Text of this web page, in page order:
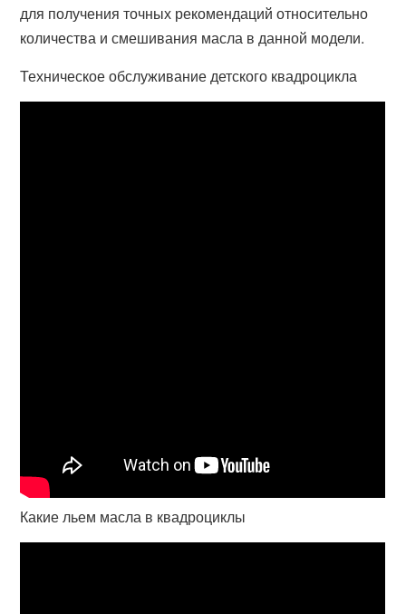
для получения точных рекомендаций относительно
количества и смешивания масла в данной модели.
Техническое обслуживание детского квадроцикла
Какие льем масла в квадроциклы